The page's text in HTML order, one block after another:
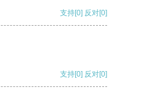
支持[0] 反对[0]
支持[0] 反对[0]